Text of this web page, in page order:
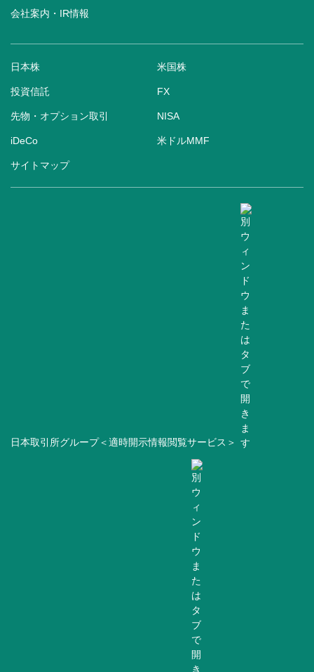
会社案内・IR情報
日本株 米国株
投資信託 FX
先物・オプション取引 NISA
iDeCo 米ドルMMF
サイトマップ
日本取引所グループ＜適時開示情報閲覧サービス＞